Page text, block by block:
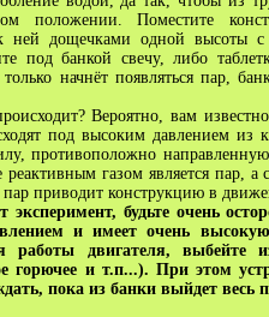
положении. Поместите
ней дощечками одной высоты с
под банкой свечу, либо
начнёт появляться пар,
Вероятно, вам
под высоким давлением из
противоположно
реактивным газом является пар,
приводит конструкцию в
эксперимент, будьте очень
и имеет очень
работы двигателя, выбейте
горючее и т.п...). При этом
пока из банки выйдет весь